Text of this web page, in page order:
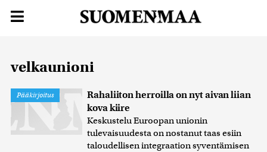
velkaunioni
Pääkirjoitus
Rahaliiton herroilla on nyt aivan liian
kova kiire
Keskustelu Euroopan unionin
tulevaisuudesta on nostanut taas esiin
taloudellisen integraation syventämisen